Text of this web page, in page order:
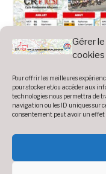
Gérer
cookies
Pour offrir les meilleures
pour stocker et/ou accéder aux
technologies nous permettra de
navigation ou les ID uniques sur
consentement peut avoir un